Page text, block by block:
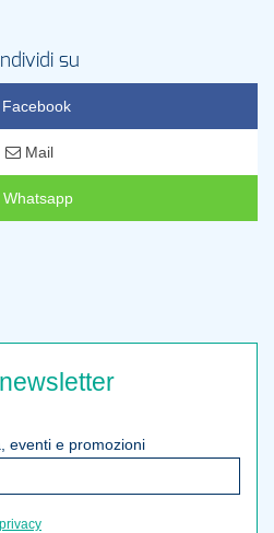
su
Mail
Whatsapp
eventi e promozioni